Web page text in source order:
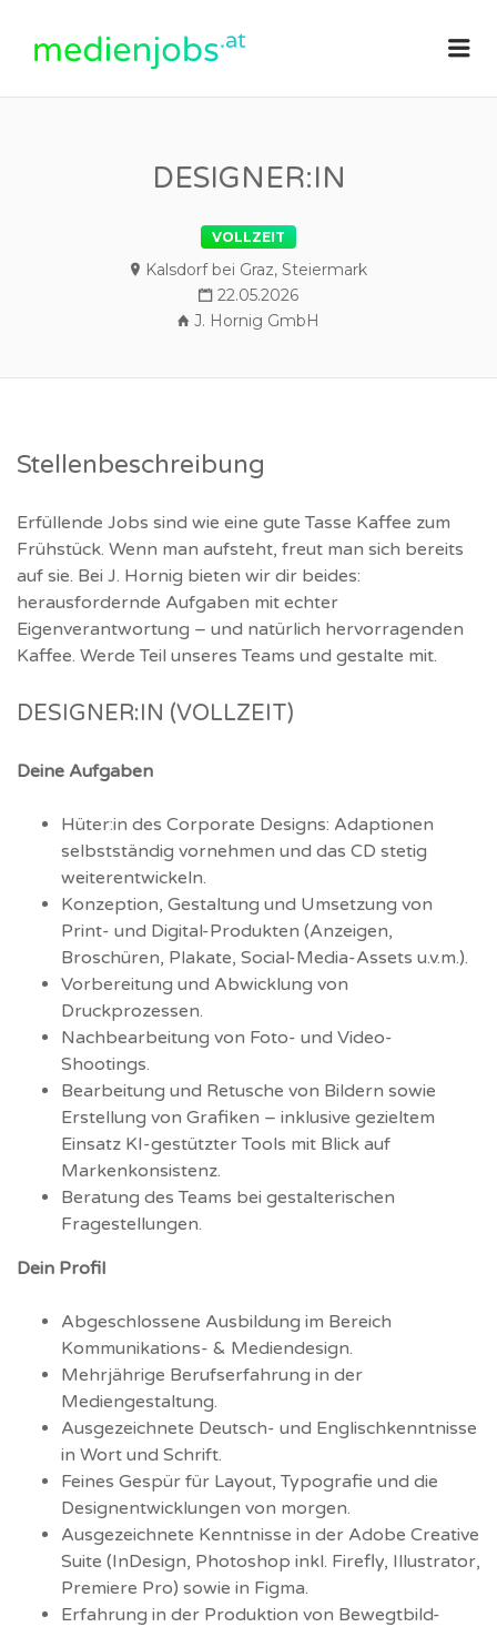
DESIGNER:IN
VOLLZEIT
Kalsdorf bei Graz, Steiermark
22.05.2026
J. Hornig GmbH
Stellenbeschreibung
Erfüllende Jobs sind wie eine gute Tasse Kaffee zum
Frühstück. Wenn man aufsteht, freut man sich bereits
auf sie. Bei J. Hornig bieten wir dir beides:
herausfordernde Aufgaben mit echter
Eigenverantwortung – und natürlich hervorragenden
Kaffee. Werde Teil unseres Teams und gestalte mit.
DESIGNER:IN (VOLLZEIT)
Deine Aufgaben
Hüter:in des Corporate Designs: Adaptionen
selbstständig vornehmen und das CD stetig
weiterentwickeln.
Konzeption, Gestaltung und Umsetzung von
Print- und Digital-Produkten (Anzeigen,
Broschüren, Plakate, Social-Media-Assets u.v.m.).
Vorbereitung und Abwicklung von
Druckprozessen.
Nachbearbeitung von Foto- und Video-
Shootings.
Bearbeitung und Retusche von Bildern sowie
Erstellung von Grafiken – inklusive gezieltem
Einsatz KI-gestützter Tools mit Blick auf
Markenkonsistenz.
Beratung des Teams bei gestalterischen
Fragestellungen.
Dein Profil
Abgeschlossene Ausbildung im Bereich
Kommunikations- & Mediendesign.
Mehrjährige Berufserfahrung in der
Mediengestaltung.
Ausgezeichnete Deutsch- und Englischkenntnisse
in Wort und Schrift.
Feines Gespür für Layout, Typografie und die
Designentwicklungen von morgen.
Ausgezeichnete Kenntnisse in der Adobe Creative
Suite (InDesign, Photoshop inkl. Firefly, Illustrator,
Premiere Pro) sowie in Figma.
Erfahrung in der Produktion von Bewegtbild-